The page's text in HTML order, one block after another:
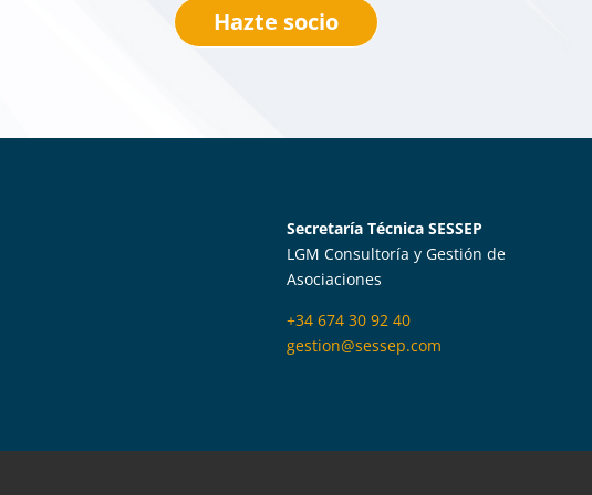
Hazte socio
Secretaría Técnica SESSEP
LGM Consultoría y Gestión de
Asociaciones
+34 674 30 92 40
gestion@sessep.com